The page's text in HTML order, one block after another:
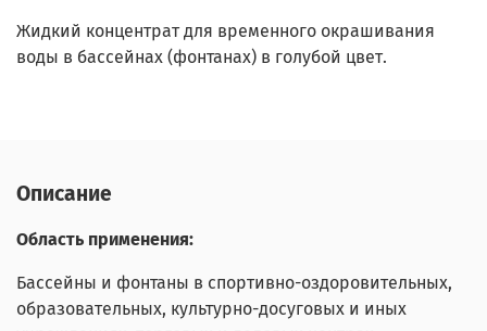
Жидкий концентрат для временного окрашивания
воды в бассейнах (фонтанах) в голубой цвет.
Описание
Область применения:
Бассейны и фонтаны в спортивно-оздоровительных,
образовательных, культурно-досуговых и иных